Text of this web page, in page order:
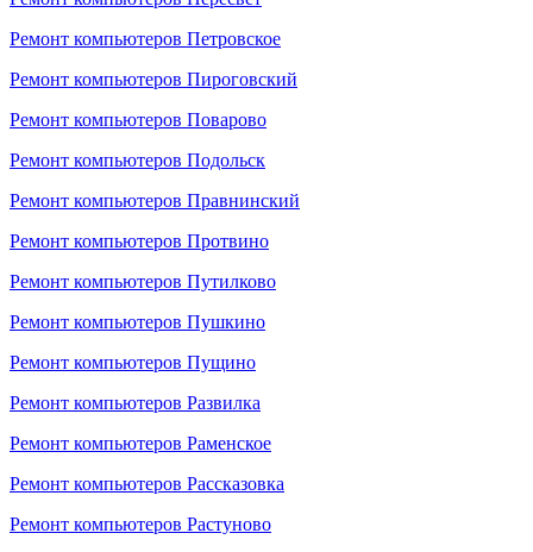
Ремонт компьютеров Петровское
Ремонт компьютеров Пироговский
Ремонт компьютеров Поварово
Ремонт компьютеров Подольск
Ремонт компьютеров Правнинский
Ремонт компьютеров Протвино
Ремонт компьютеров Путилково
Ремонт компьютеров Пушкино
Ремонт компьютеров Пущино
Ремонт компьютеров Развилка
Ремонт компьютеров Раменское
Ремонт компьютеров Рассказовка
Ремонт компьютеров Растуново